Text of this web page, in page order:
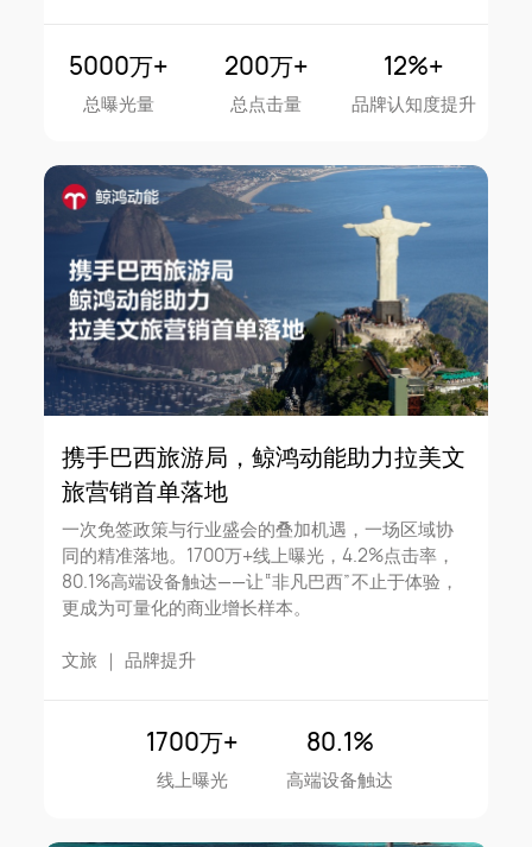
5000万+
总曝光量
200万+
总点击量
12%+
品牌认知度提升
携手巴西旅游局，鲸鸿动能助力拉美文
旅营销首单落地
一次免签政策与行业盛会的叠加机遇，一场区域协
同的精准落地。1700万+线上曝光，4.2%点击率，
80.1%高端设备触达——让“非凡巴西”不止于体验，
更成为可量化的商业增长样本。
文旅 ｜品牌提升
1700万+
线上曝光
80.1%
高端设备触达